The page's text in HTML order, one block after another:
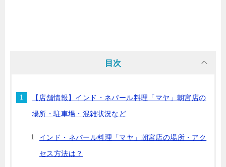
目次
【店舗情報】インド・ネパール料理「マヤ」朝宮店の
場所・駐車場・混雑状況など
インド・ネパール料理「マヤ」朝宮店の場所・アク
セス方法は？